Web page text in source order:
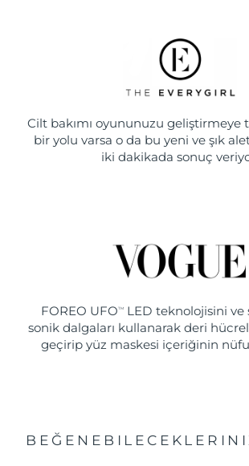
Cilt bakımı oyununuzu geliştirmeye
bir yolu varsa o da bu yeni ve şık
iki dakikada sonuç
FOREO UFO TM
LED teknolojisini ve
sonik dalgaları kullanarak deri
geçirip yüz maskesi içeriğinin